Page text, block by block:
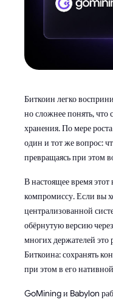
Биткоин легко
но сложнее понять, что
хранения. По мере
один и тот же вопрос:
превращаясь при этом
В настоящее время
компромиссу. Если вы
централизованной
обёрнутую версию
многих держателей
Биткоина: сохранять
при этом в его
GoMining и Babylon